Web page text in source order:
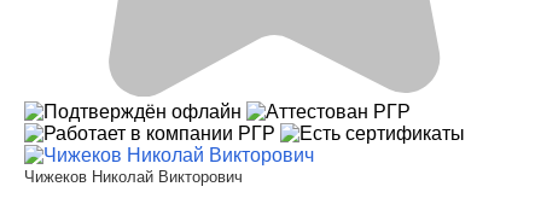
Чижеков Николай Викторович